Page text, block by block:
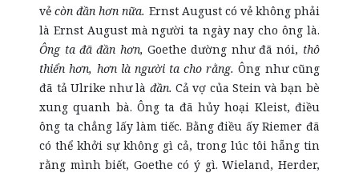
vẻcòn đần hơn nữa. Ernst August có vẻ không phải
là Ernst August mà người ta ngày nay cho ông là.
Ông ta đã đần hơn, Goethe dường như đã nói, thô
thiển hơn, hơn là người ta cho rằng.Ông như cũng
đã tả Ulrike như là đần. Cả vợ của Stein và bạn bè
xung quanh bà. Ông ta đã hủy hoại Kleist, điều
ông ta chẳng lấy làm tiếc. Bằng điều ấy Riemer đã
có thể khởi sự không gì cả, trong lúc tôi hẵng tin
rằng mình biết, Goethe có ý gì. Wieland, Herder,